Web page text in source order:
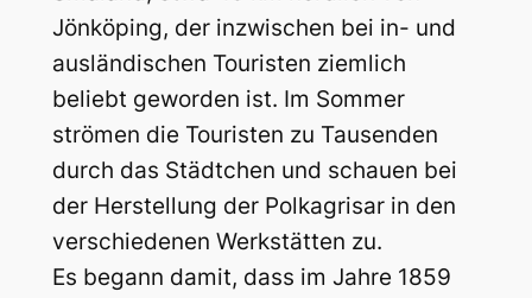
Jönköping, der inzwischen bei in- und
ausländischen Touristen ziemlich
beliebt geworden ist. Im Sommer
strömen die Touristen zu Tausenden
durch das Städtchen und schauen bei
der Herstellung der Polkagrisar in den
verschiedenen Werkstätten zu.
Es begann damit, dass im Jahre 1859